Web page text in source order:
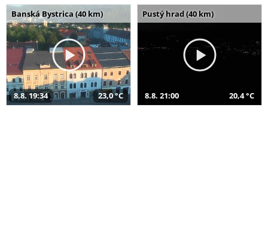
Banská Bystrica (40 km)
8.8. 19:34 23,0 °C
Pustý hrad (40 km)
8.8. 21:00 20,4 °C